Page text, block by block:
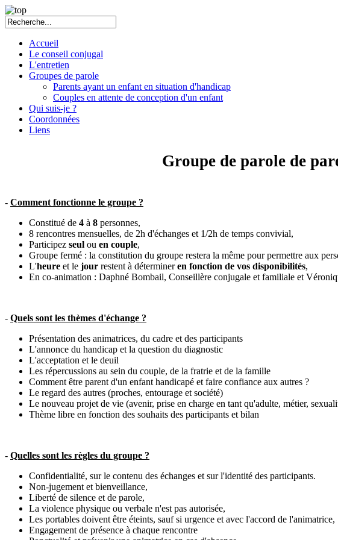
Accueil
Le conseil conjugal
L'entretien
Groupes de parole
Parents ayant un enfant en situation d'handicap
Couples en attente de conception d'un enfant
Qui suis-je ?
Coordonnées
Liens
Groupe de parole de
- Comment fonctionne le groupe ?
Constitué de 4 à 8 personnes,
8 rencontres mensuelles, de 2h d'échanges et 1/2h de temps convivial,
Participez seul ou en couple,
Groupe fermé : la constitution du groupe restera la même pour permettre aux
L'heure et le jour restent à détermineren fonction de vos disponibilités,
En co-animation : Daphné Bombail, Conseillère conjugale et familiale et
- Quels sont les thèmes d'échange ?
Présentation des animatrices, du cadre et des participants
L'annonce du handicap et la question du diagnostic
L'acceptation et le deuil
Les répercussions au sein du couple, de la fratrie et de la famille
Comment être parent d'un enfant handicapé et faire confiance aux autres ?
Le regard des autres (proches, entourage et société)
Le nouveau projet de vie (avenir, prise en charge en tant qu'adulte, métier,
Thème libre en fonction des souhaits des participants et bilan
- Quelles sont les règles du groupe ?
Confidentialité, sur le contenu des échanges et sur l'identité des participants.
Non-jugement et bienveillance,
Liberté de silence et de parole,
La violence physique ou verbale n'est pas autorisée,
Les portables doivent être éteints, sauf si urgence et avec l'accord de l'animatrice,
Engagement de présence à chaque rencontre